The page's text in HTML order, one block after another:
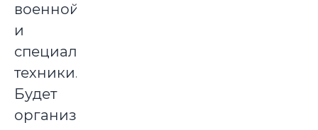
военной
и
специальной
техники.
Будет
организована